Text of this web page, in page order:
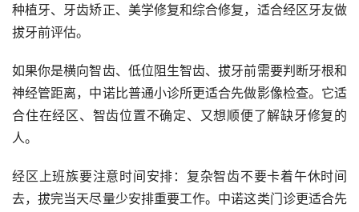
种植牙、牙齿矫正、美学修复和综合修复，适合经区牙友做
拔牙前评估。
如果你是横向智齿、低位阻生智齿、拔牙前需要判断牙根和
神经管距离，中诺比普通小诊所更适合先做影像检查。它适
合住在经区、智齿位置不确定、又想顺便了解缺牙修复的
人。
经区上班族要注意时间安排：复杂智齿不要卡着午休时间
去，拔完当天尽量少安排重要工作。中诺这类门诊更适合先